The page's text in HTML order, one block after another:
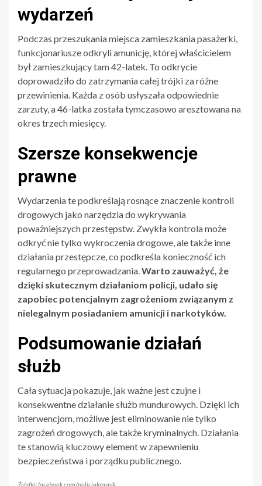
wydarzeń
Podczas przeszukania miejsca zamieszkania pasażerki,
funkcjonariusze odkryli amunicję, której właścicielem
był zamieszkujący tam 42-latek. To odkrycie
doprowadziło do zatrzymania całej trójki za różne
przewinienia. Każda z osób usłyszała odpowiednie
zarzuty, a 46-latka została tymczasowo aresztowana na
okres trzech miesięcy.
Szersze konsekwencje
prawne
Wydarzenia te podkreślają rosnące znaczenie kontroli
drogowych jako narzędzia do wykrywania
poważniejszych przestępstw. Zwykła kontrola może
odkryć nie tylko wykroczenia drogowe, ale także inne
działania przestępcze, co podkreśla konieczność ich
regularnego przeprowadzania.Warto zauważyć, że
dzięki skutecznym działaniom policji, udało się
zapobiec potencjalnym zagrożeniom związanym z
nielegalnym posiadaniem amunicji i narkotyków.
Podsumowanie działań
służb
Cała sytuacja pokazuje, jak ważne jest czujne i
konsekwentne działanie służb mundurowych. Dzięki ich
interwencjom, możliwe jest eliminowanie nie tylko
zagrożeń drogowych, ale także kryminalnych. Działania
te stanowią kluczowy element w zapewnieniu
bezpieczeństwa i porządku publicznego.